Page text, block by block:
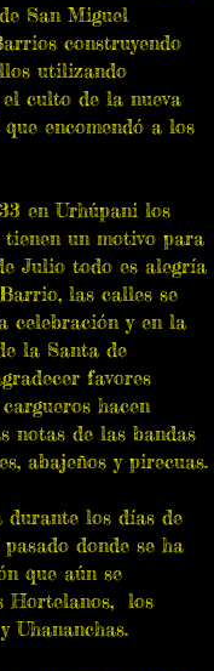
San Miguel
construyendo
utilizando
culto de la nueva
encomendó a los
en Urhúpani los
un motivo para
Julio todo es alegría
las calles se
celebración y en la
la Santa de
favores
hacen
notas de las bandas
abajeños y pirecuas.
los días de
donde se ha
que aún se
Hortelanos, los
Uhananchas.